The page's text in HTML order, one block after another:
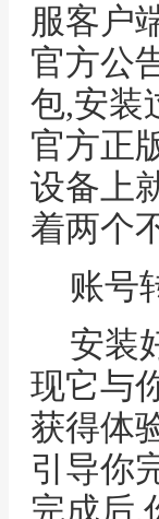
服客户
官方公
包,安装
官方正
设备上
着两个
账号
安装
现它与
获得体
引导你
完成后,